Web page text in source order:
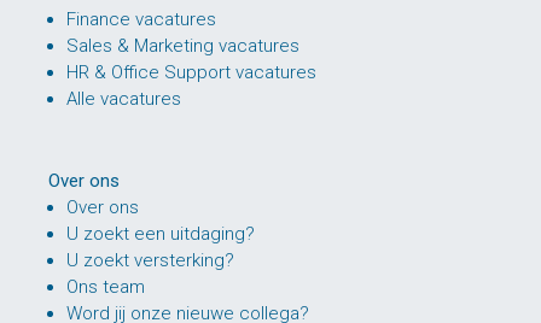
Finance vacatures
Sales & Marketing vacatures
HR & Office Support vacatures
Alle vacatures
Over ons
Over ons
U zoekt een uitdaging?
U zoekt versterking?
Ons team
Word jij onze nieuwe collega?